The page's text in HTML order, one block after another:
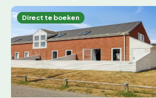
Direct te boeken